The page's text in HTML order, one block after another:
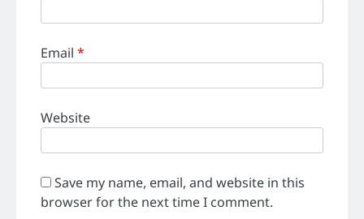
Email *
Website
Save my name, email, and website in this
browser for the next time I comment.